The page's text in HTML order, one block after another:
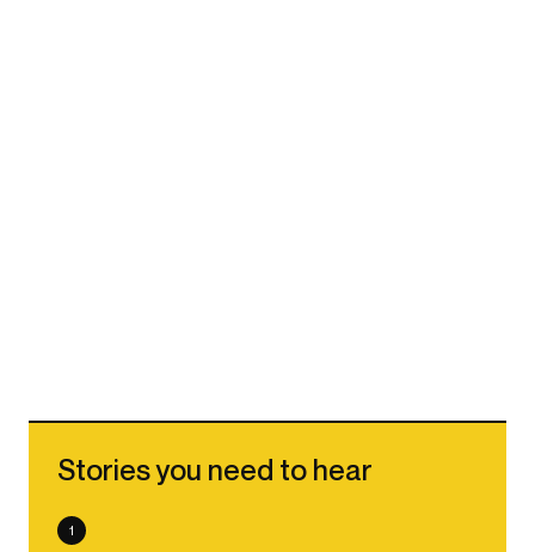
Stories you need to hear
1